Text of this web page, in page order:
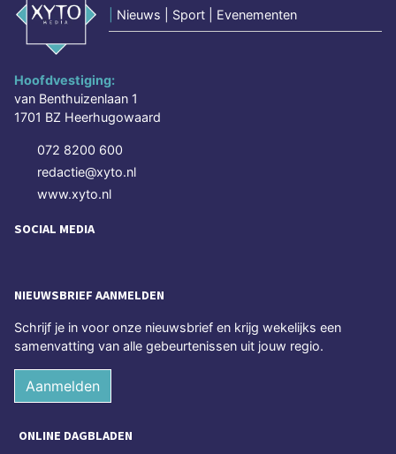
Nieuws | Sport | Evenementen
Hoofdvestiging:
van Benthuizenlaan 1
1701 BZ Heerhugowaard
072 8200 600
redactie@xyto.nl
www.xyto.nl
SOCIAL MEDIA
NIEUWSBRIEF AANMELDEN
Schrijf je in voor onze nieuwsbrief en krijg wekelijks een
samenvatting van alle gebeurtenissen uit jouw regio.
Aanmelden
ONLINE DAGBLADEN